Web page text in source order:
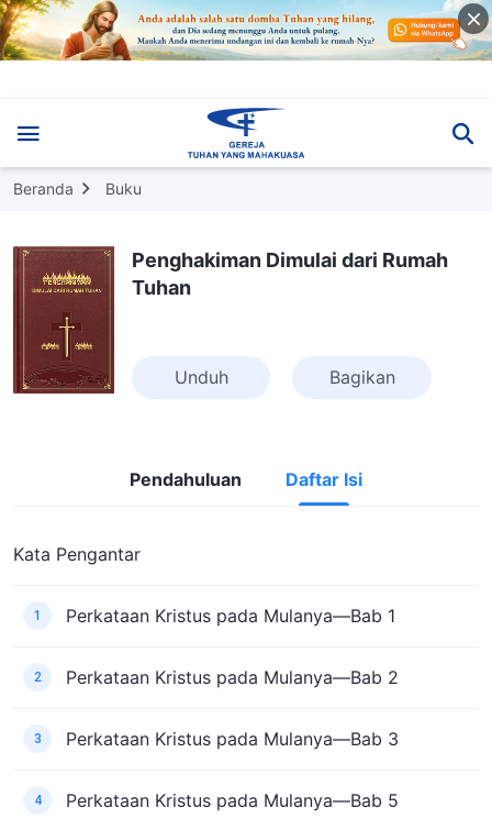
Beranda Buku
Penghakiman Dimulai dari Rumah
Tuhan
Unduh Bagikan
Pendahuluan Daftar Isi
Kata Pengantar
1 Perkataan Kristus pada Mulanya—Bab 1
2 Perkataan Kristus pada Mulanya—Bab 2
3 Perkataan Kristus pada Mulanya—Bab 3
4 Perkataan Kristus pada Mulanya—Bab 5